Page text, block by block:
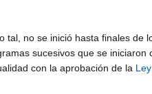
tal, no se inició hasta finales
sucesivos que se iniciaron
con la aprobación de la